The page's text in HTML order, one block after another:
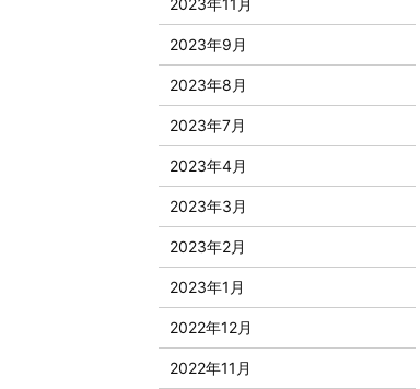
2023年9月
2023年8月
2023年7月
2023年4月
2023年3月
2023年2月
2023年1月
2022年12月
2022年11月